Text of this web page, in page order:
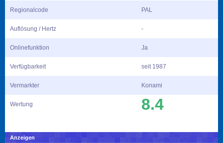
Regionalcode PAL
Auflösung / Hertz -
Onlinefunktion Ja
Verfügbarkeit seit 1987
Vermarkter Konami
Wertung 8.4
Anzeigen